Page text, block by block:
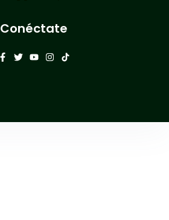
Conéctate